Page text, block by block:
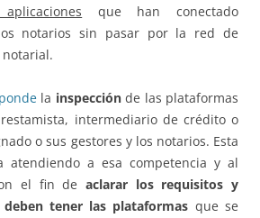
que han conectado
notarios sin pasar por la red de
la inspecciónde las plataformas
intermediario de crédito o
o sus gestores y los notarios. Esta
atendiendo a esa competencia y al
el fin de aclarar los requisitos y
tener las plataformas que se